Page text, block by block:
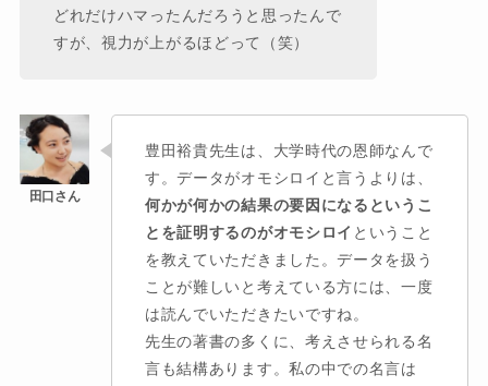
どれだけハマったんだろうと思ったんで
すが、視力が上がるほどって（笑）
豊田裕貴先生は、大学時代の恩師なんで
す。データがオモシロイと言うよりは、
何かが何かの結果の要因になるというこ
とを証明するのがオモシロイ ということ
を教えていただきました。データを扱う
ことが難しいと考えている方には、一度
は読んでいただきたいですね。
先生の著書の多くに、考えさせられる名
言も結構あります。私の中での名言は